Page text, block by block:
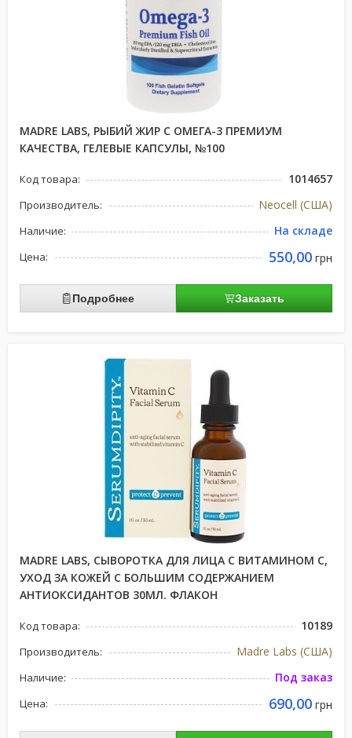
MADRE LABS, РЫБИЙ ЖИР С ОМЕГА-3 ПРЕМИУМ
КАЧЕСТВА, ГЕЛЕВЫЕ КАПСУЛЫ, №100
Код товара: 1014657
Производитель: Neocell (США)
Наличие: На складе
Цена: 550,00 грн
Подробнее Заказать
MADRE LABS, СЫВОРОТКА ДЛЯ ЛИЦА С ВИТАМИНОМ C,
УХОД ЗА КОЖЕЙ С БОЛЬШИМ СОДЕРЖАНИЕМ
АНТИОКСИДАНТОВ 30МЛ. ФЛАКОН
Код товара: 10189
Производитель: Madre Labs (США)
Наличие: Под заказ
Цена: 690,00 грн